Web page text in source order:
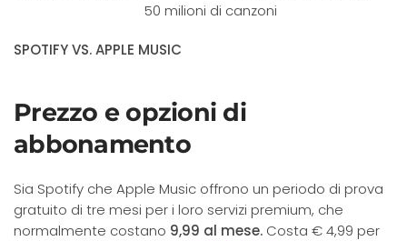
50 milioni di canzoni
SPOTIFY VS. APPLE MUSIC
Prezzo e opzioni di
abbonamento
Sia Spotify che Apple Music offrono un periodo di prova
gratuito di tre mesi per i loro servizi premium, che
normalmente costano 9,99 al mese. Costa € 4,99 per